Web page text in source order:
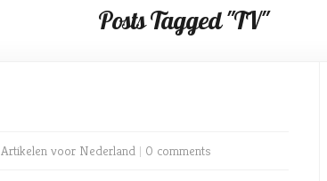
Posts Tagged "TV"
Artikelen voor Nederland | 0 comments